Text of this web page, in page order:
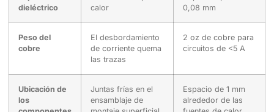
dieléctrico
calor
0,08 mm
Peso del
cobre
El desbordamiento
de corriente quema
las trazas
2 oz de cobre para
circuitos de <5 A
Ubicación de
los
Juntas frías en el
ensamblaje de
Espacio de 1 mm
alrededor de las